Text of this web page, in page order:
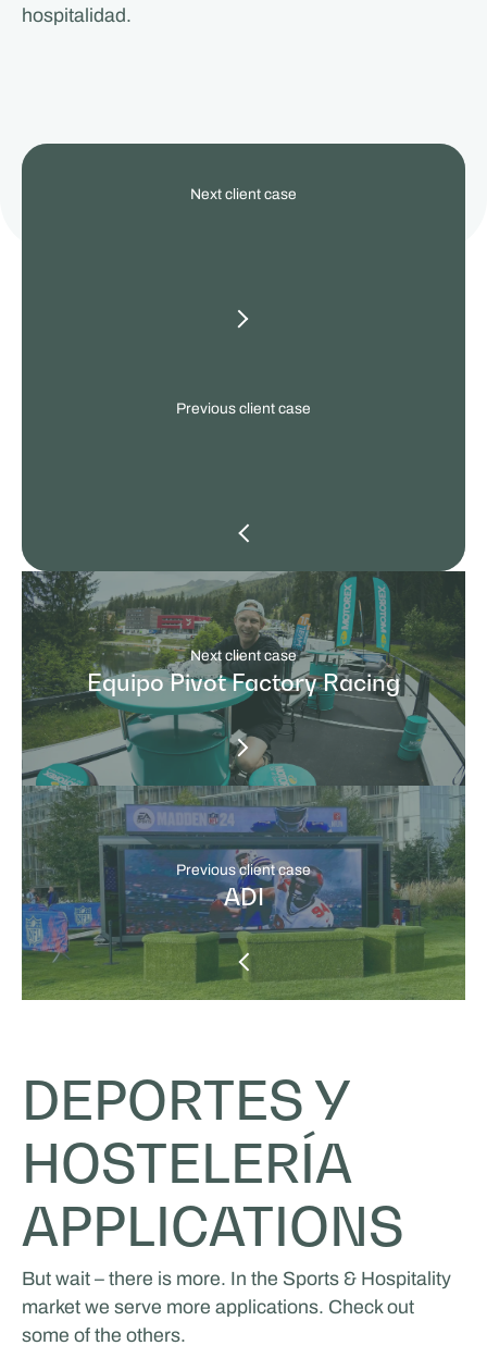
hospitalidad.
View
Previous client case
Next client case
Previous client case
ADI
Next client case
Equipo Pivot Factory Racing
DEPORTES Y
HOSTELERÍA
APPLICATIONS
But wait – there is more. In the Sports & Hospitality
market we serve more applications. Check out
some of the others.